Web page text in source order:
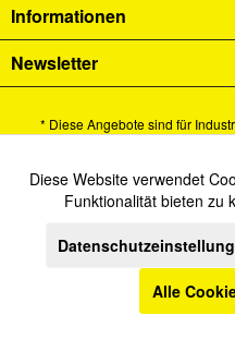
Informationen
Newsletter
* Diese Angebote sind für
Alle Preise verstehen sich zzgl.
Nachnahmegebühren,
Cookie-Einstellungen
Versand und
Funktionale
Marketing
Diese Website verwendet
Funktionalität bieten zu
Alle